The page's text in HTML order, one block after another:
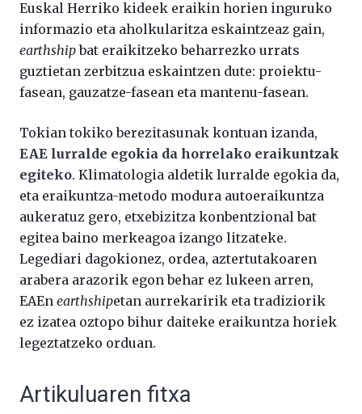
Euskal Herriko kideek eraikin horien inguruko
informazio eta aholkularitza eskaintzeaz gain,
earthshipbat eraikitzeko beharrezko urrats
guztietan zerbitzua eskaintzen dute: proiektu-
fasean, gauzatze-fasean eta mantenu-fasean.
Tokian tokiko berezitasunak kontuan izanda,
EAE lurralde egokia da horrelako eraikuntzak
egiteko. Klimatologia aldetik lurralde egokia da,
eta eraikuntza-metodo modura autoeraikuntza
aukeratuz gero, etxebizitza konbentzional bat
egitea baino merkeagoa izango litzateke.
Legediari dagokionez, ordea, aztertutakoaren
arabera arazorik egon behar ez lukeen arren,
EAEn earthshipetan aurrekaririk eta tradiziorik
ez izatea oztopo bihur daiteke eraikuntza horiek
legeztatzeko orduan.
Artikuluaren fitxa